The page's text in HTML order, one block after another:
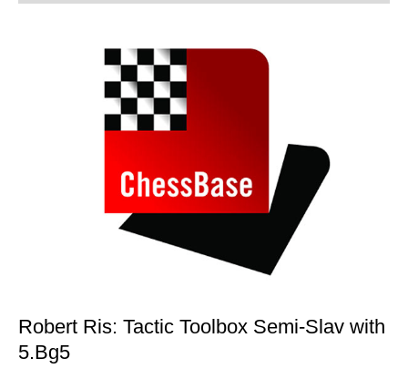
train more efficiently, intelligently and with a
Robert Ris: Tactic Toolbox Semi-Slav with
5.Bg5